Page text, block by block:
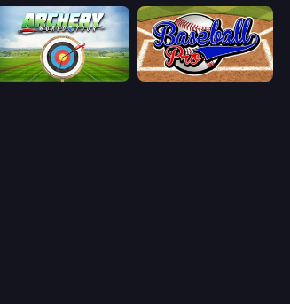
Archery World Tour Baseball Pro